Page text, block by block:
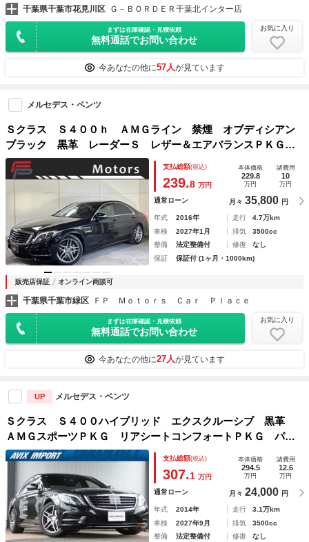
千葉県千葉市花見川区 Ｇ－ＢＯＲＤＥＲ千葉北インター店
まずは在庫確認・見積依頼
無料通話でお問い合わせ
お気に入り
今あなたの他に57人が見ています
メルセデス・ベンツ
Ｓクラス Ｓ４００ｈ ＡＭＧライン 禁煙 オブディシアン
ブラック 黒革 レーダーＳ レザー＆エアバランスＰＫＧ
ＡＣＣ 衝突軽減 サイドＡ 純正ナビ地デジＢカメラ Ｂｌ
ｕｅｔｏｏｔｈ ＵＵＤ ＡＭＧ製１９ＡＷ ダンロップタイ
ヤ 整備記録
支払総額(税込)
239.8 万円
本体価格
229.8
万円
諸費用
10
万円
通常ローン 月々 35,800 円
年式 2016年 走行
4.7万km
車検
2027年1月 排気
3500cc
整備
法定整備付 修復
なし
保証
保証付 (1ヶ月・1000km)
販売店保証 オンライン商談可
千葉県千葉市緑区 ＦＰ Ｍｏｔｏｒｓ Ｃａｒ Ｐｌａｃｅ
まずは在庫確認・見積依頼
無料通話でお問い合わせ
お気に入り
今あなたの他に27人が見ています
UP メルセデス・ベンツ
Ｓクラス Ｓ４００ハイブリッド エクスクルーシブ 黒革
ＡＭＧスポーツＰＫＧ リアシートコンフォートＰＫＧ パノ
ラマ 純正ナビ 全周Ｃ Ｂｒｕｍｅｓｔｅｒ シートヒー
ター ベンチレーション リラクゼーション Ｒエンター 純
正１９ＡＷ 禁煙 正規Ｄ車
支払総額(税込)
307.1 万円
本体価格
294.5
万円
諸費用
12.6
万円
通常ローン 月々 24,000 円
年式 2014年 走行
3.1万km
車検
2027年9月 排気
3500cc
整備
法定整備付 修復
なし